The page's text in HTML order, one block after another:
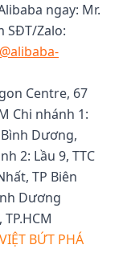
ngay: Mr.
SĐT/Zalo:
Centre, 67
Chi nhánh 1:
Dương,
2: Lầu 9, TTC
TP Biên
Dương
BỨT PHÁ